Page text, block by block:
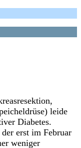
leide
Diabetes.
erst im Februar
weniger